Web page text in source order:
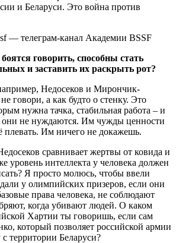
— телеграм-канал Академии BSSF
говорить, способны стать
и заставить их раскрыть рот?
Недосеков и Мирончик-
говори, а как будто о стенку. Это
нужна тачка, стабильная работа – и
они не нуждаются. Им чужды ценности
Им ничего не докажешь.
сравнивает жертвы от ковида и
интеллекта у человека должен
Я просто молюсь, чтобы ввели
у олимпийских призеров, если они
права человека, не соблюдают
когда убивают людей. О каком
Хартии ты говоришь, если сам
который позволяет российской армии
территории Беларуси?